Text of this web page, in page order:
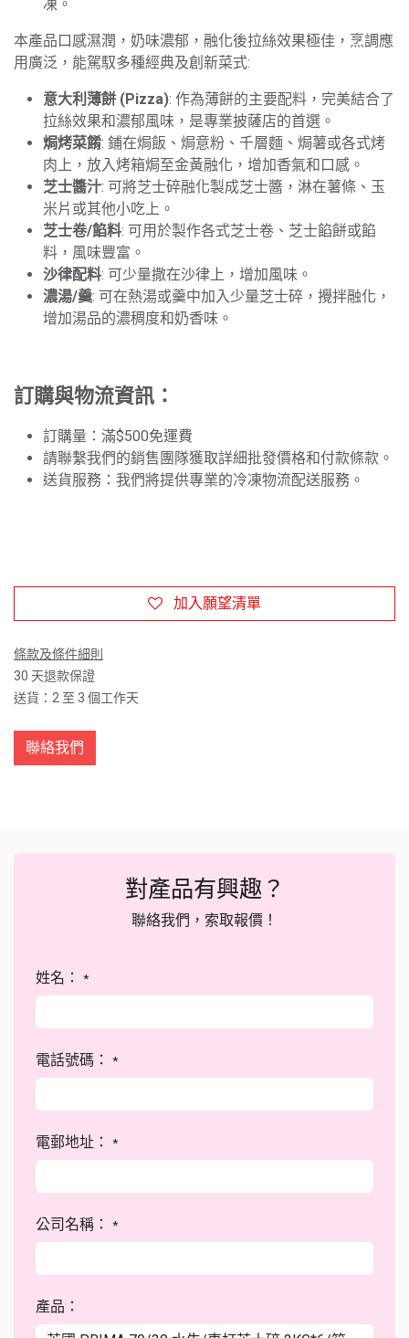
凍。
本產品口感濕潤，奶味濃郁，融化後拉絲效果極佳，烹調應
用廣泛，能駕馭多種經典及創新菜式:
意大利薄餅 (Pizza): 作為薄餅的主要配料，完美結合了
拉絲效果和濃郁風味，是專業披薩店的首選。
焗烤菜餚: 鋪在焗飯、焗意粉、千層麵、焗薯或各式烤
肉上，放入烤箱焗至金黃融化，增加香氣和口感。
芝士醬汁: 可將芝士碎融化製成芝士醬，淋在薯條、玉
米片或其他小吃上。
芝士卷/餡料: 可用於製作各式芝士卷、芝士餡餅或餡
料，風味豐富。
沙律配料: 可少量撒在沙律上，增加風味。
濃湯/羹: 可在熱湯或羹中加入少量芝士碎，攪拌融化，
增加湯品的濃稠度和奶香味。
訂購與物流資訊：
訂購量：滿$500免運費
請聯繫我們的銷售團隊獲取詳細批發價格和付款條款。
送貨服務：我們將提供專業的冷凍物流配送服務。
加入願望清單
條款及條件細則
30 天退款保證
送貨：2 至 3 個工作天
聯絡我們
對產品有興趣？
聯絡我們，索取報價！
姓名： *
電話號碼： *
電郵地址： *
公司名稱： *
產品：